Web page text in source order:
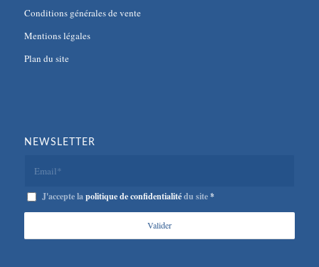
Conditions générales de vente
Mentions légales
Plan du site
NEWSLETTER
J'accepte lapolitique de confidentialitédu site*